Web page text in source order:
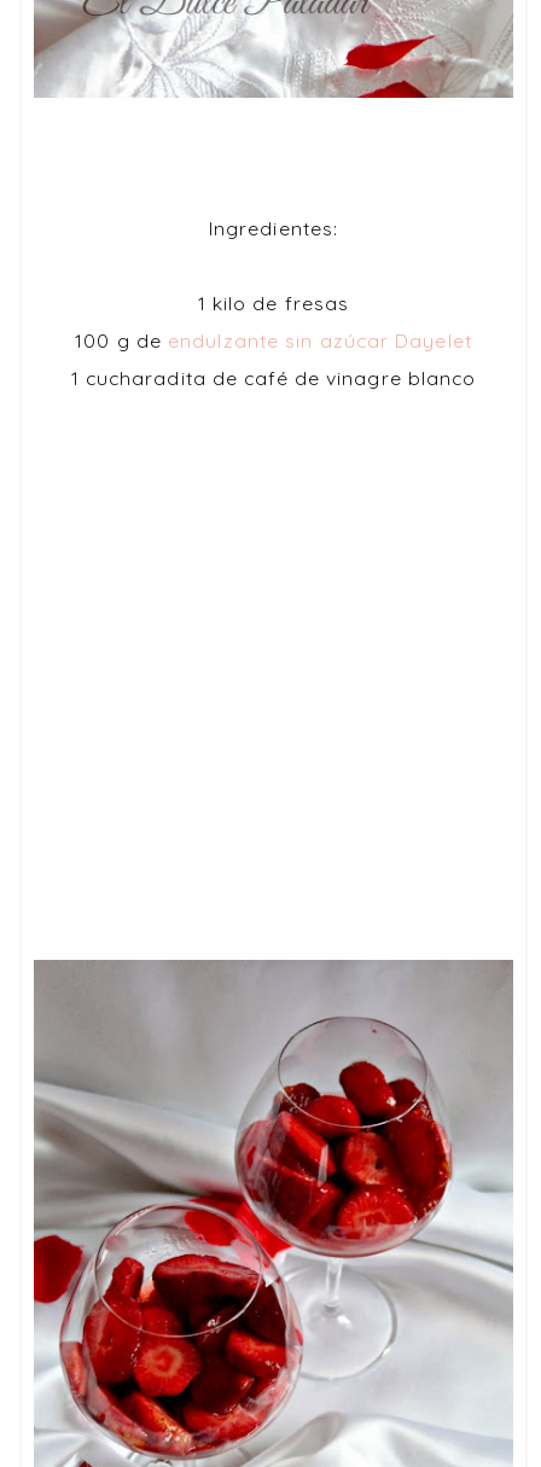
Ingredientes:
1 kilo de fresas
100 g de endulzante sin azúcar Dayelet
1 cucharadita de café de vinagre blanco